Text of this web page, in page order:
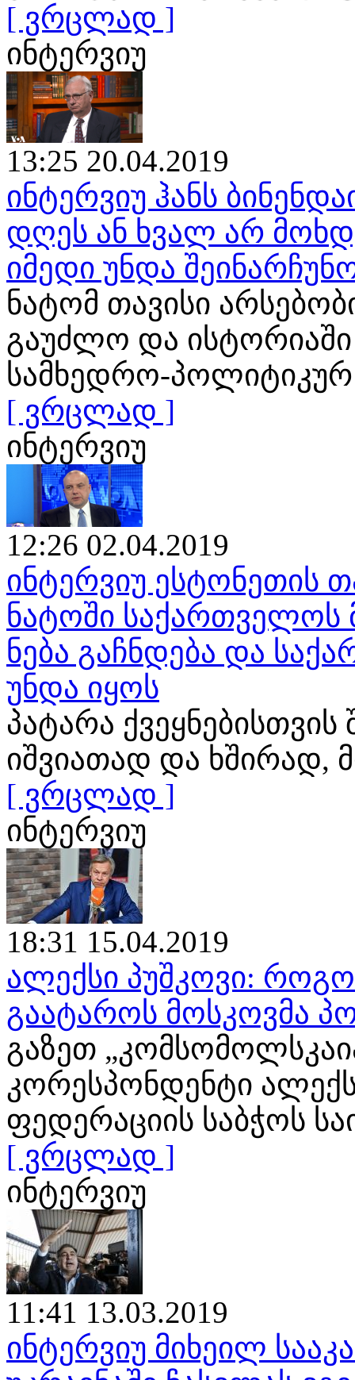
[ ვრცლად ]
ინტერვიუ
13:25 20.04.2019
ინტერვიუ ჰანს
დღეს ან ხვალ არ
იმედი უნდა
ნატომ თავისი
გაუძლო და
სამხედრო-
[ ვრცლად ]
ინტერვიუ
12:26 02.04.2019
ინტერვიუ ესტონეთის
ნატოში საქართველოს
ნება გაჩნდება და
უნდა იყოს
პატარა
იშვიათად და
[ ვრცლად ]
ინტერვიუ
18:31 15.04.2019
ალექსი პუშკოვი:
გაატაროს მოსკოვმა
გაზეთ
კორესპონდენტი
ფედერაციის საბჭოს
[ ვრცლად ]
ინტერვიუ
11:41 13.03.2019
ინტერვიუ მიხეილ